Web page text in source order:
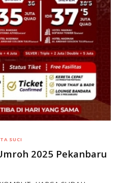
SUCI
2025 Pekanbaru